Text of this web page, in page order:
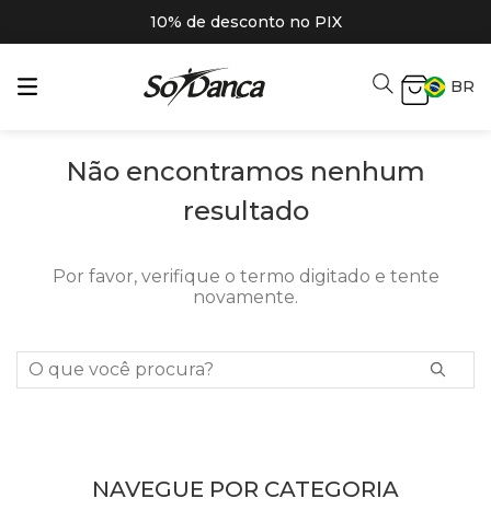
10% de desconto no PIX
BR
Não encontramos nenhum
resultado
Por favor, verifique o termo digitado e tente
novamente.
O que você procura?
NAVEGUE POR CATEGORIA